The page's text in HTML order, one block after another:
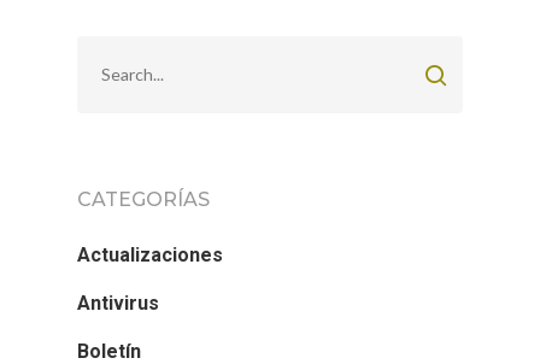
CATEGORÍAS
Actualizaciones
Antivirus
Boletín